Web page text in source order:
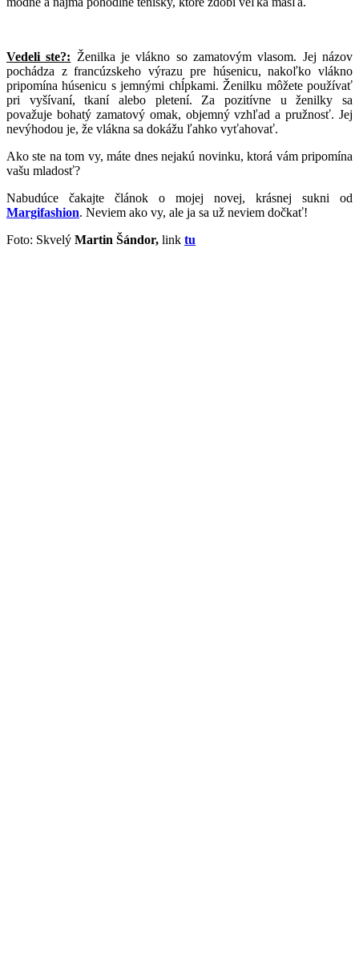
Vedeli ste?: Ženilka je vlákno so zamatovým vlasom. Jej názov
pochádza z francúzskeho výrazu pre húsenicu, nakoľko vlákno
pripomína húsenicu s jemnými chĺpkami. Ženilku môžete používať
pri vyšívaní, tkaní alebo pletení. Za pozitívne u ženilky sa
považuje bohatý zamatový omak, objemný vzhľad a pružnosť. Jej
nevýhodou je, že vlákna sa dokážu ľahko vyťahovať.
Ako ste na tom vy, máte dnes nejakú novinku, ktorá vám pripomína
vašu mladosť?
Nabudúce čakajte článok o mojej novej, krásnej sukni od
Margifashion. Neviem ako vy, ale ja sa už neviem dočkať!
Foto: Skvelý Martin Šándor, link tu